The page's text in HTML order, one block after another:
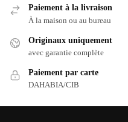
Paiement à la livraison
À la maison ou au bureau
Originaux uniquement
avec garantie complète
Paiement par carte
DAHABIA/CIB